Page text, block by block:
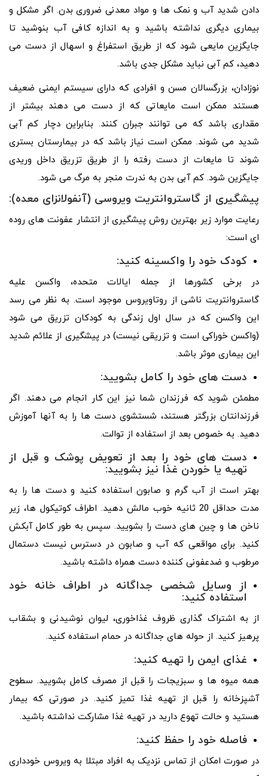
دادن شدید آب و نمک ها و مواد معدنی ضروری بدن. اگر مشکل و
بیماری دیگری نداشته باشید و به اندازه کافی آب بنوشید تا
جایگزین مایعی شود که از طریق استفراغ و اسهال از دست می
دهید، کم آبی نباید مشکل جدی باشد.
نوزادان، بزرگسالان مسن و افرادی که دارای سیستم ایمنی ضعیف
هستند ممکن است مایعاتی که از دست می دهند بیشتر از
مقداری باشد که می توانند جبران کنند. بنابراین دچار کم آبی
شدید می شوند. ممکن است نیاز باشد که در بیمارستان بستری
شوند تا مایعات از دست رفته را از طریق تزریق داخل وریدی
جایگزین شود. کم آبی بدن به ندرت منجر به مرگ می شود.
پیشگیری از گاستروانتریت ویروسی (آنفولانزای معده):
رعایت موارد زیر بهترین روش پیشگیری از انتشار عفونت های روده
ای است:
کودک خود را واکسینه کنید:
در برخی کشورها از جمله ایالات متحده، واکسن علیه
گاستروانتریت ناشی از روتاویروس موجود است. به نظر می رسد
این واکسن که در سال اول زندگی به کودکان تزریق می شود
(واکسن خوراکی است و تزریقی نیست) در پیشگیری از علائم شدید
این بیماری موثر باشد.
دست های خود را کامل بشویید:
مطمئن شوید که فرزندان شما نیز این کار انجام می دهند. اگر
فرزندانتان بزرگتر هستند، شستشوی دست ها را به آنها آموزش
دهید. به خصوص بعد از استفاده از توالت.
دست های خود را بعد از تعویض پوشک و قبل از
تهیه یا خوردن غذا نیز بشویید:
بهتر است از آب گرم و صابون استفاده کنید و دست ها را به
مدت حداقل 20 ثانیه خوب مالش دهید. اطراف کوتیکول ها، زیر
ناخن ها و چین های دست را بشویید. سپس به طور کامل آبکش
کنید. برای مواقعی که آب و صابون در دسترس نیست دستمال
مرطوب و ضدعفونی کننده دست همراه داشته باشید.
از وسایل شخصی جداگانه در اطراف خانه خود
استفاده کنید:
از به اشتراک گذاری ظروف غذاخوری، لیوان نوشیدنی و بشقاب
پرهیز کنید. از حوله های جداگانه در حمام استفاده کنید.
غذای ایمن را تهیه کنید:
همه میوه ها و سبزیجات را قبل از مصرف کامل بشویید. سطوح
آشپزخانه را قبل از تهیه غذا تمیز کنید. در صورتی که بیمار
هستید و حالت تهوع دارید در تهیه غذا مشارکت نداشته باشید.
فاصله خود را حفظ کنید:
در صورت امکان از تماس نزدیک به افراد مبتلا به ویروس خودداری